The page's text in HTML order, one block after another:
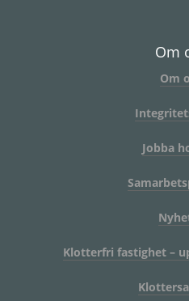
Om
Om
Jobba
Klotterfri fastighet –